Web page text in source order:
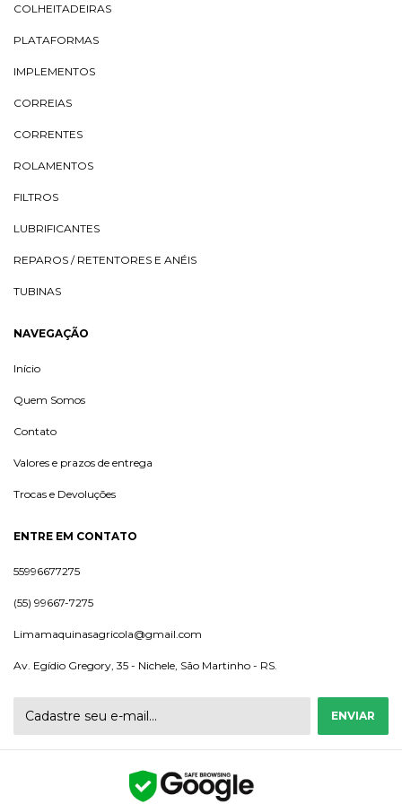
COLHEITADEIRAS
PLATAFORMAS
IMPLEMENTOS
CORREIAS
CORRENTES
ROLAMENTOS
FILTROS
LUBRIFICANTES
REPAROS / RETENTORES E ANÉIS
TUBINAS
NAVEGAÇÃO
Início
Quem Somos
Contato
Valores e prazos de entrega
Trocas e Devoluções
ENTRE EM CONTATO
55996677275
(55) 99667-7275
Limamaquinasagricola@gmail.com
Av. Egídio Gregory, 35 - Nichele, São Martinho - RS.